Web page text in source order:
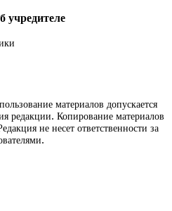
учредителе
материалов допускается
редакции. Копирование материалов
не несет ответственности за